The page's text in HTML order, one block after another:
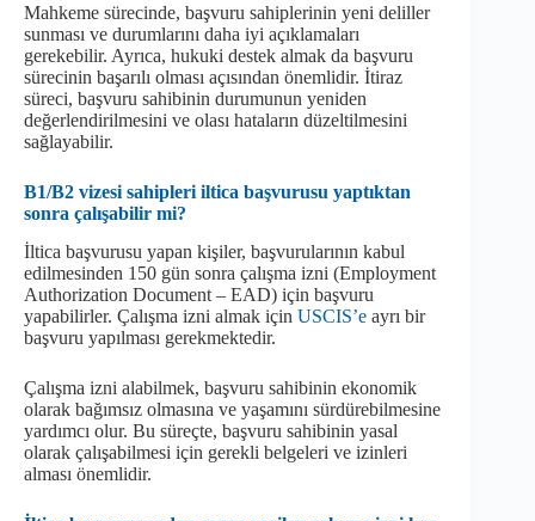
Mahkeme sürecinde, başvuru sahiplerinin yeni deliller
sunması ve durumlarını daha iyi açıklamaları
gerekebilir. Ayrıca, hukuki destek almak da başvuru
sürecinin başarılı olması açısından önemlidir. İtiraz
süreci, başvuru sahibinin durumunun yeniden
değerlendirilmesini ve olası hataların düzeltilmesini
sağlayabilir.
B1/B2 vizesi sahipleri iltica başvurusu yaptıktan
sonra çalışabilir mi?
İltica başvurusu yapan kişiler, başvurularının kabul
edilmesinden 150 gün sonra çalışma izni (Employment
Authorization Document – EAD) için başvuru
yapabilirler. Çalışma izni almak için USCIS’e ayrı bir
başvuru yapılması gerekmektedir.
Çalışma izni alabilmek, başvuru sahibinin ekonomik
olarak bağımsız olmasına ve yaşamını sürdürebilmesine
yardımcı olur. Bu süreçte, başvuru sahibinin yasal
olarak çalışabilmesi için gerekli belgeleri ve izinleri
alması önemlidir.